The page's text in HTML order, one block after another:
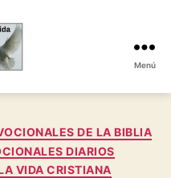
Menú
DE LA BIBLIA
DIARIOS
VIDA CRISTIANA